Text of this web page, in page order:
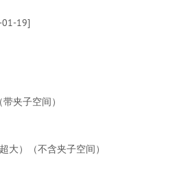
19]
夹子空间）
）（不含夹子空间）